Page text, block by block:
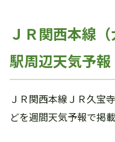
ＪＲ関西本線
駅周辺天気予報
ＪＲ関西本線ＪＲ久宝
どを週間天気予報で掲載